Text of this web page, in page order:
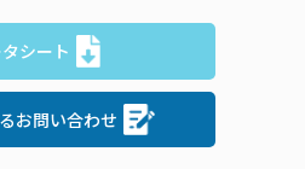
シート
お問い合わせ